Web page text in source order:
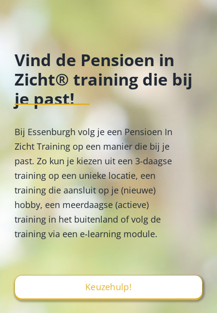
Vind de Pensioen in
Zicht® training die bij
je past!
Bij Essenburgh volg je een Pensioen In
Zicht Training op een manier die bij je
past. Zo kun je kiezen uit een 3-daagse
training op een unieke locatie, een
training die aansluit op je (nieuwe)
hobby, een meerdaagse (actieve)
training in het buitenland of volg de
training via een e-learning module.
Keuzehulp!